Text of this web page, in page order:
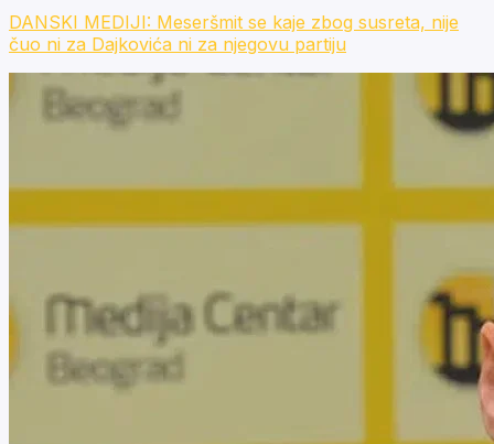
DANSKI MEDIJI: Meseršmit se kaje zbog susreta, nije
čuo ni za Dajkovića ni za njegovu partiju